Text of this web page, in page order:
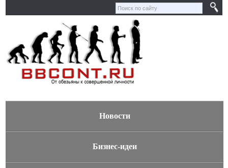
Новости
Бизнес-идеи